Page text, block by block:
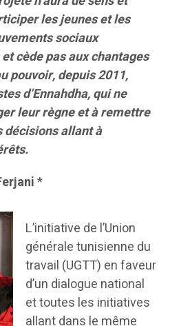
les jeunes et les
sociaux
cède pas aux chantages
pouvoir, depuis 2011,
d’Ennahdha, qui ne
leur règne et à remettre
décisions allant à
*
L’initiative de l’Union
générale tunisienne du
travail (UGTT) en faveur
d’un dialogue national
et toutes les initiatives
allant dans le même